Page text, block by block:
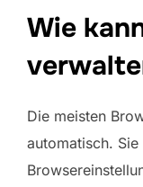
Wie
Die meisten
automatisch.